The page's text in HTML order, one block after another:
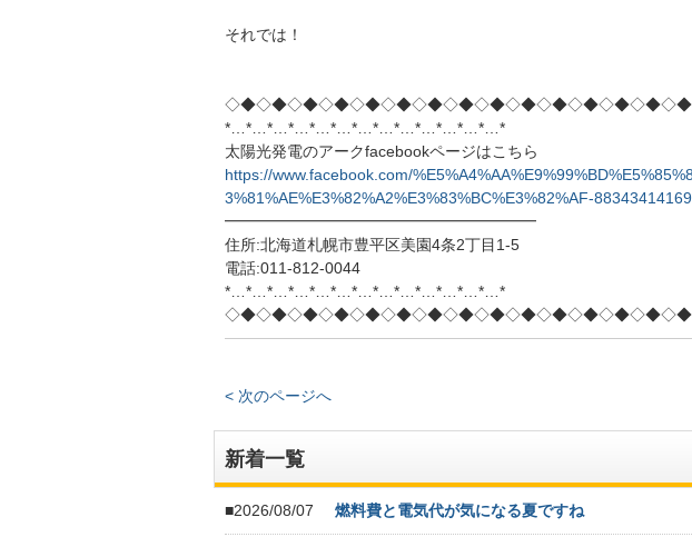
それでは！
*…*…*…*…*…*…*…*…*…*…*…*…*…*
太陽光発電のアークfacebookページはこちら
https://www.facebook.com/
3%81%AE%E3%82%A2%E3%83%BC%E3%82%AF-
━━━━━━━━━━━━━━━━━━━━
住所:北海道札幌市豊平区美園4条2丁目1-5
電話:011-812-0044
*…*…*…*…*…*…*…*…*…*…*…*…*…*
< 次のページへ
新着一覧
■2026/08/07 燃料費と電気代が気になる夏ですね